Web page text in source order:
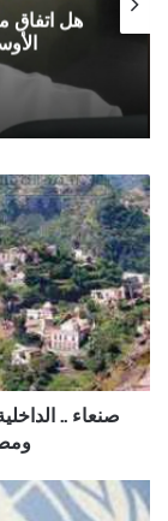
هل اتفاق
صنعاء
..
الداخلية
تكشف
تفاصيل
اقتحام
بيت
العشاري
بإب
ومصير
مديرية
العدين
صنعاء ..
الصحة
العالمية